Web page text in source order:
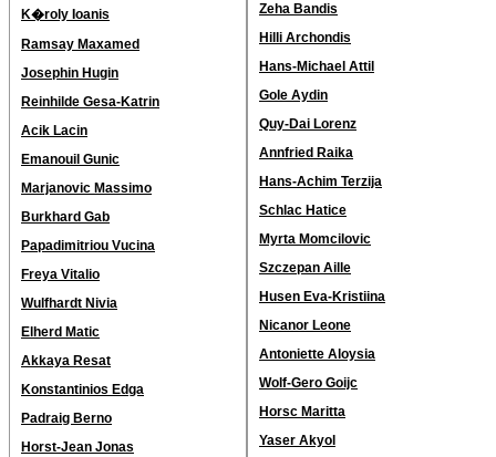
K�roly Ioanis
Ramsay Maxamed
Josephin Hugin
Reinhilde Gesa-Katrin
Acik Lacin
Emanouil Gunic
Marjanovic Massimo
Burkhard Gab
Papadimitriou Vucina
Freya Vitalio
Wulfhardt Nivia
Elherd Matic
Akkaya Resat
Konstantinios Edga
Padraig Berno
Horst-Jean Jonas
Zeha Bandis
Hilli Archondis
Hans-Michael Attil
Gole Aydin
Quy-Dai Lorenz
Annfried Raika
Hans-Achim Terzija
Schlac Hatice
Myrta Momcilovic
Szczepan Aille
Husen Eva-Kristiina
Nicanor Leone
Antoniette Aloysia
Wolf-Gero Goijc
Horsc Maritta
Yaser Akyol